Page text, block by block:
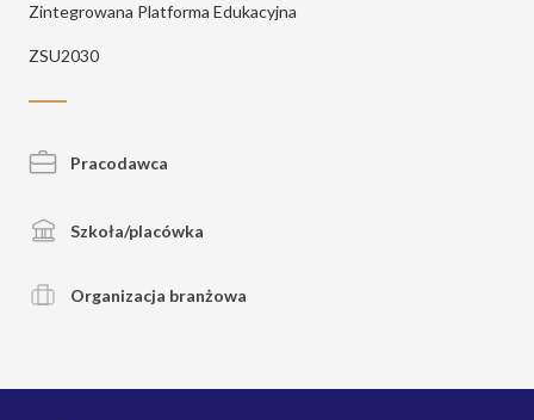
Zintegrowana Platforma Edukacyjna
ZSU2030
Pracodawca
Szkoła/placówka
Organizacja branżowa